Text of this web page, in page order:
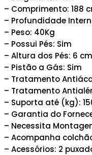
– Comprimento: 188
– Profundidade
– Peso: 40Kg
– Possui Pés: Sim
– Altura dos Pés: 6 cm
– Pistão a Gás: Sim
– Tratamento
– Tratamento
– Suporta até (kg):
– Garantia do
– Necessita
– Acompanha
– Acessórios: 2